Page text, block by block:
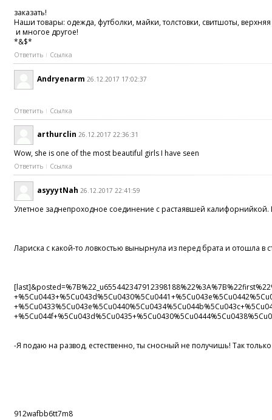
заказать!
Наши товары: одежда, футболки, майки, толстовки, свитшоты,
и многое другое!
*&$*
Ответить Ссылка
Andryenarm 26.12.2017 17:02:37
Ответить Ссылка
arthurclin 26.12.2017 22:36:31
Wow, she is one of the most beautiful girls I have seen
Ответить Ссылка
asyyytNah 26.12.2017 22:41:59
Улетное заднепроходное соединение c растаявшей
Лариска с какой-то ловкостью вынырнула из перед брата и отошла
-Я подаю на развод, естественно, ты сносный не получишь! Так
912wafbb6tt7m8